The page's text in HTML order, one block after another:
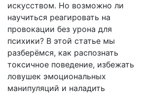
искусством. Но возможно ли
научиться реагировать на
провокации без урона для
психики? В этой статье мы
разберёмся, как распознать
токсичное поведение, избежать
ловушек эмоциональных
манипуляций и наладить